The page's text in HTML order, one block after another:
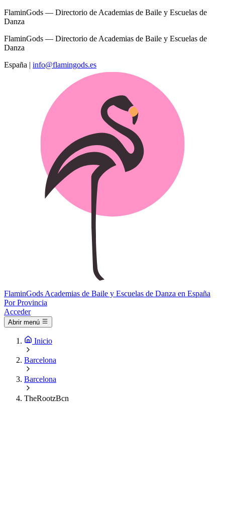
FlaminGods — Directorio de Academias de Baile y Escuelas de
Danza
FlaminGods — Directorio de Academias de Baile y Escuelas de
Danza
España | info@flamingods.es
FlaminGods Academias de Baile y Escuelas de Danza en España
Por Provincia
Acceder
Abrir menú
Inicio
Barcelona
Barcelona
TheRootzBcn